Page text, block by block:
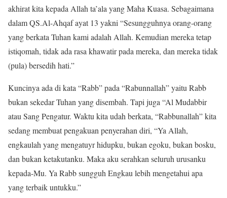
akhirat kita kepada Allah ta’ala yang Maha Kuasa. Sebagaimana
dalam QS.Al-Ahqaf ayat 13 yakni “Sesungguhnya orang-orang
yang berkata Tuhan kami adalah Allah. Kemudian mereka tetap
istiqomah, tidak ada rasa khawatir pada mereka, dan mereka tidak
(pula) bersedih hati.”
Kuncinya ada di kata “Rabb” pada “Rabunnallah” yaitu Rabb
bukan sekedar Tuhan yang disembah. Tapi juga “Al Mudabbir
atau Sang Pengatur. Waktu kita udah berkata, “Rabbunallah” kita
sedang membuat pengakuan penyerahan diri, “Ya Allah,
engkaulah yang mengatuyr hidupku, bukan egoku, bukan bosku,
dan bukan ketakutanku. Maka aku serahkan seluruh urusanku
kepada-Mu. Ya Rabb sungguh Engkau lebih mengetahui apa
yang terbaik untukku.”